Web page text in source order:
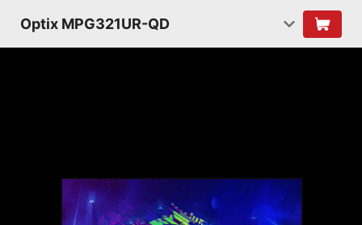
Optix MPG321UR-QD